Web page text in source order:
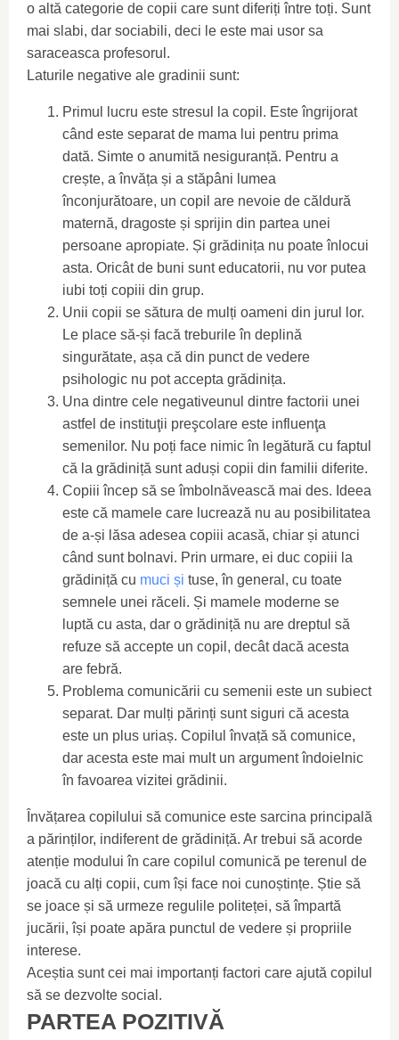
o altă categorie de copii care sunt diferiți între toți. Sunt
mai slabi, dar sociabili, deci le este mai usor sa
saraceasca profesorul.
Laturile negative ale gradinii sunt:
Primul lucru este stresul la copil. Este îngrijorat
când este separat de mama lui pentru prima
dată. Simte o anumită nesiguranță. Pentru a
crește, a învăța și a stăpâni lumea
înconjurătoare, un copil are nevoie de căldură
maternă, dragoste și sprijin din partea unei
persoane apropiate. Și grădinița nu poate înlocui
asta. Oricât de buni sunt educatorii, nu vor putea
iubi toți copiii din grup.
Unii copii se sătura de mulți oameni din jurul lor.
Le place să-și facă treburile în deplină
singurătate, așa că din punct de vedere
psihologic nu pot accepta grădinița.
Una dintre cele negativeunul dintre factorii unei
astfel de instituţii preşcolare este influenţa
semenilor. Nu poți face nimic în legătură cu faptul
că la grădiniță sunt aduși copii din familii diferite.
Copiii încep să se îmbolnăvească mai des. Ideea
este că mamele care lucrează nu au posibilitatea
de a-și lăsa adesea copiii acasă, chiar și atunci
când sunt bolnavi. Prin urmare, ei duc copiii la
grădiniță cu muci și tuse, în general, cu toate
semnele unei răceli. Și mamele moderne se
luptă cu asta, dar o grădiniță nu are dreptul să
refuze să accepte un copil, decât dacă acesta
are febră.
Problema comunicării cu semenii este un subiect
separat. Dar mulți părinți sunt siguri că acesta
este un plus uriaș. Copilul învață să comunice,
dar acesta este mai mult un argument îndoielnic
în favoarea vizitei grădinii.
Învățarea copilului să comunice este sarcina principală
a părinților, indiferent de grădiniță. Ar trebui să acorde
atenție modului în care copilul comunică pe terenul de
joacă cu alți copii, cum își face noi cunoștințe. Știe să
se joace și să urmeze regulile politeței, să împartă
jucării, își poate apăra punctul de vedere și propriile
interese.
Aceștia sunt cei mai importanți factori care ajută copilul
să se dezvolte social.
PARTEA POZITIVĂ